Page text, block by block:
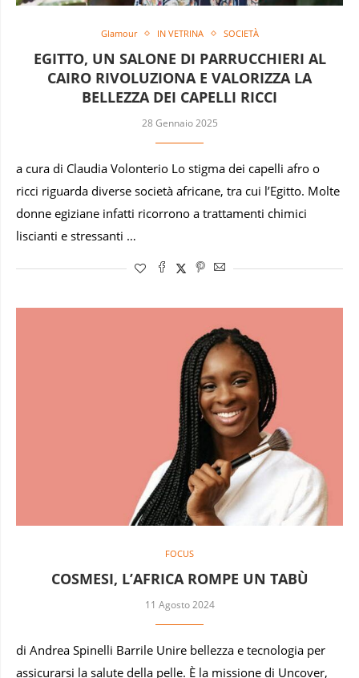
Glamour IN VETRINA SOCIETÀ
EGITTO, UN SALONE DI PARRUCCHIERI AL
CAIRO RIVOLUZIONA E VALORIZZA LA
BELLEZZA DEI CAPELLI RICCI
28 Gennaio 2025
a cura di Claudia Volonterio Lo stigma dei capelli afro o
ricci riguarda diverse società africane, tra cui l’Egitto. Molte
donne egiziane infatti ricorrono a trattamenti chimici
liscianti e stressanti …
FOCUS
COSMESI, L’AFRICA ROMPE UN TABÙ
11 Agosto 2024
di Andrea Spinelli Barrile Unire bellezza e tecnologia per
assicurarsi la salute della pelle. È la missione di Uncover,